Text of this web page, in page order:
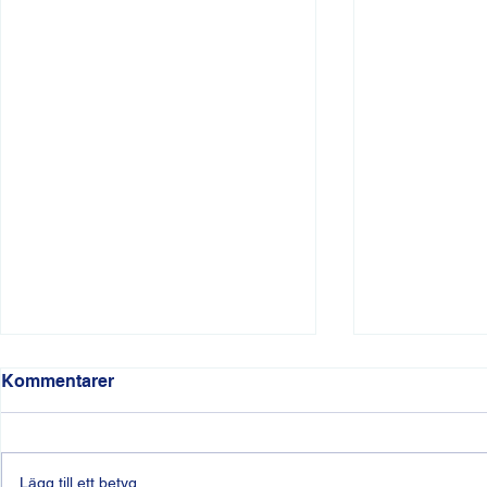
Kommentarer
Lägg till ett betyg